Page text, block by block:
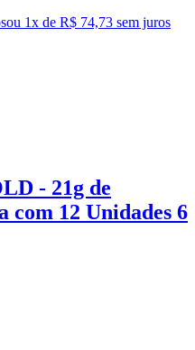
ou 1x de R$ 74,73 sem juros
- 21g de
com 12 Unidades 6